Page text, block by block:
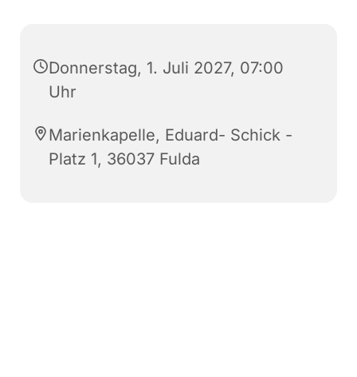
Donnerstag, 1. Juli 2027, 07:00
Uhr
Marienkapelle, Eduard- Schick -
Platz 1, 36037 Fulda